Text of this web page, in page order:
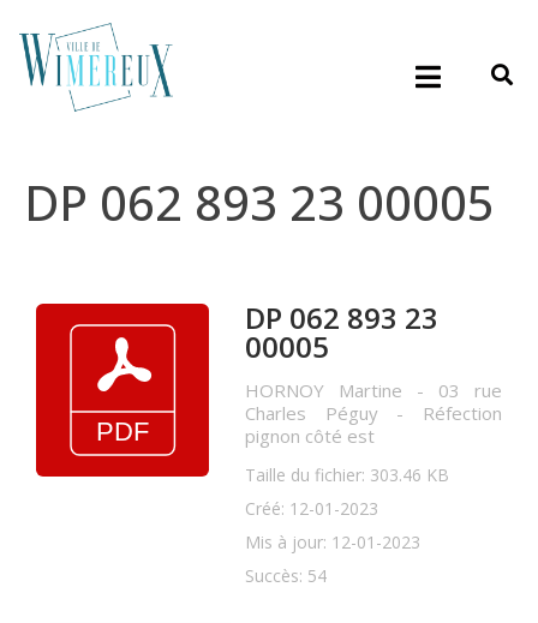
DP 062 893 23 00005
DP 062 893 23
00005
HORNOY Martine - 03 rue
Charles Péguy - Réfection
pignon côté est
Taille du fichier: 303.46 KB
Créé: 12-01-2023
Mis à jour: 12-01-2023
Succès: 54